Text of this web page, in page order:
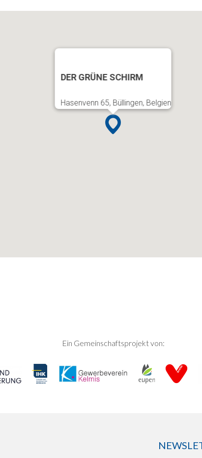
DER GRÜNE SCHIRM
Hasenvenn 65, Büllingen, Belgien
Ein Gemeinschaftsprojekt von: